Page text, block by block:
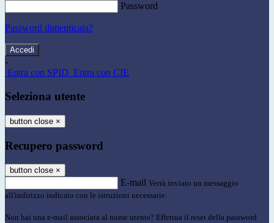
Password
Password dimenticata?
-
Entra con SPID Entra con CIE
Seleziona utente
button close ×
Recupero password
button close ×
E-mail Verrà inviato un messaggio
all'indirizzo indicato con le istruzioni necessarie.
Non hai una e-mail associata al nome utente? Effettua il reset della password